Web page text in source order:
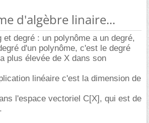
d'algèbre linaire...
et degré : un polynôme a un degré,
d'un polynôme, c'est le degré
plus élevée de X dans son
linéaire c'est la dimension de
l'espace vectoriel C[X], qui est de